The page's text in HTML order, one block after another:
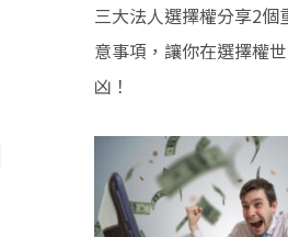
三大法人選擇權分享2個
意事項，讓你在選擇權
凶！